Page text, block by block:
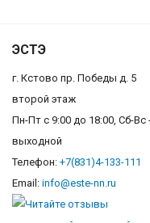
ЭСТЭ
г. Кстово пр. Победы д. 5
второй этаж
Пн-Пт с 9:00 до 18:00, Сб-Вс
выходной
Телефон: +7(831)4-133-111
Email: info@este-nn.ru